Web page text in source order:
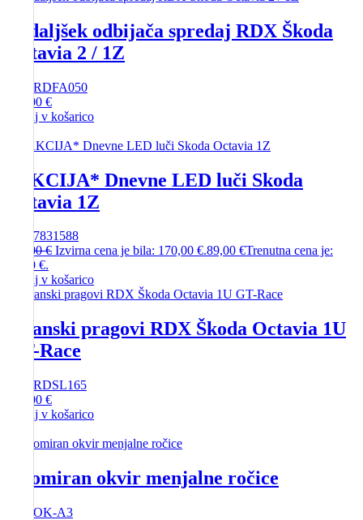
Podaljšek odbijača spredaj RDX Škoda
Octavia 2 / 1Z
RDFA050
200,00 €
Dodaj v košarico
*AKCIJA* Dnevne LED luči Skoda
Octavia 1Z
7831588
170,00€ Izvirna cena je bila: 170,00 €.89,00 €Trenutna cena je:
89,00 €.
Dodaj v košarico
Stranski pragovi RDX Škoda Octavia 1U
GT-Race
RDSL165
175,00 €
Dodaj v košarico
Kromiran okvir menjalne ročice
OK-A3